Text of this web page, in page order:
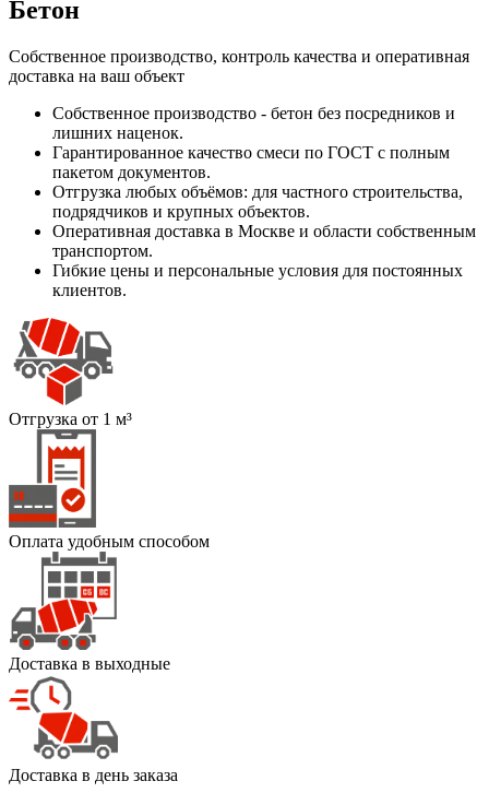
Бетон
Собственное производство, контроль качества и оперативная
доставка на ваш объект
Собственное производство - бетон без посредников и
лишних наценок.
Гарантированное качество смеси по ГОСТ с полным
пакетом документов.
Отгрузка любых объёмов: для частного строительства,
подрядчиков и крупных объектов.
Оперативная доставка в Москве и области собственным
транспортом.
Гибкие цены и персональные условия для постоянных
клиентов.
Отгрузка от 1 м³
Оплата удобным способом
Доставка в выходные
Доставка в день заказа